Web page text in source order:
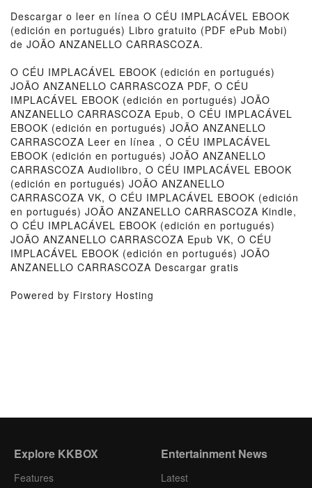
Descargar o leer en línea O CÉU IMPLACÁVEL EBOOK
(edición en portugués) Libro gratuito (PDF ePub Mobi)
de JOÃO ANZANELLO CARRASCOZA.
O CÉU IMPLACÁVEL EBOOK (edición en portugués)
JOÃO ANZANELLO CARRASCOZA PDF, O CÉU
IMPLACÁVEL EBOOK (edición en portugués) JOÃO
ANZANELLO CARRASCOZA Epub, O CÉU IMPLACÁVEL
EBOOK (edición en portugués) JOÃO ANZANELLO
CARRASCOZA Leer en línea , O CÉU IMPLACÁVEL
EBOOK (edición en portugués) JOÃO ANZANELLO
CARRASCOZA Audiolibro, O CÉU IMPLACÁVEL EBOOK
(edición en portugués) JOÃO ANZANELLO
CARRASCOZA VK, O CÉU IMPLACÁVEL EBOOK (edición
en portugués) JOÃO ANZANELLO CARRASCOZA Kindle,
O CÉU IMPLACÁVEL EBOOK (edición en portugués)
JOÃO ANZANELLO CARRASCOZA Epub VK, O CÉU
IMPLACÁVEL EBOOK (edición en portugués) JOÃO
ANZANELLO CARRASCOZA Descargar gratis
Powered by Firstory Hosting
Explore KKBOX
Features
Entertainment News
Latest